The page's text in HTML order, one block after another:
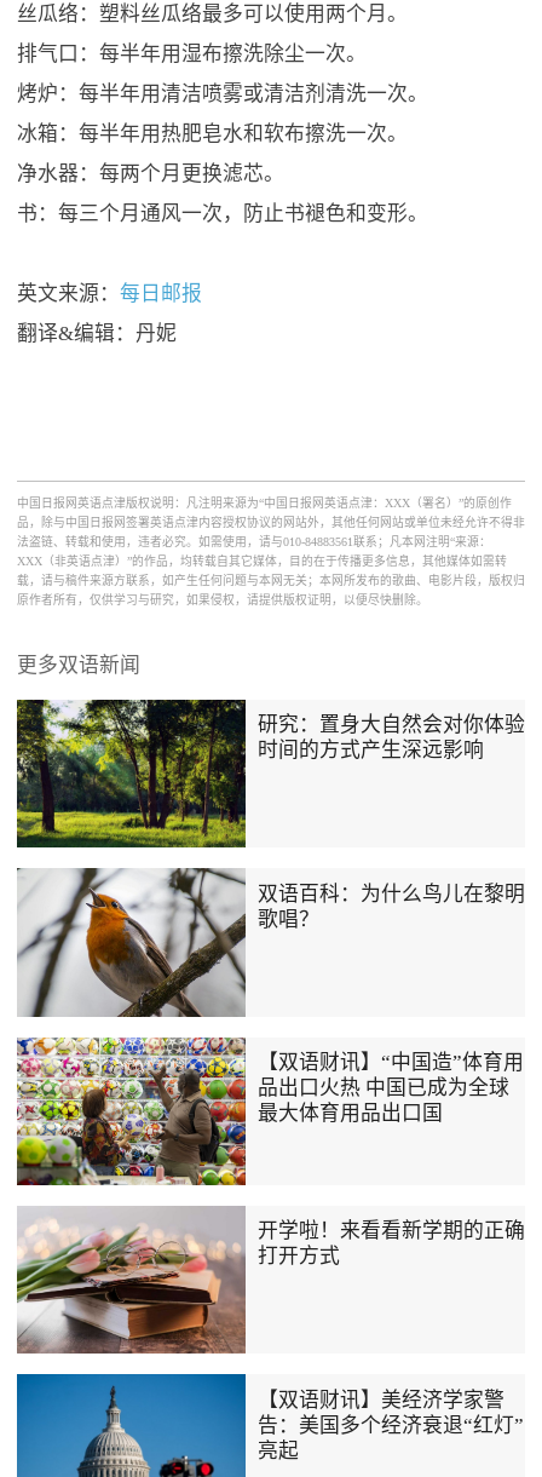
丝瓜络：塑料丝瓜络最多可以使用两个月。
排气口：每半年用湿布擦洗除尘一次。
烤炉：每半年用清洁喷雾或清洁剂清洗一次。
冰箱：每半年用热肥皂水和软布擦洗一次。
净水器：每两个月更换滤芯。
书：每三个月通风一次，防止书褪色和变形。
英文来源： 每日邮报
翻译&编辑：丹妮
中国日报网英语点津版权说明：凡注明来源为“中国日报网英语点津：XXX（署名）”的原创作
品，除与中国日报网签署英语点津内容授权协议的网站外，其他任何网站或单位未经允许不得非
法盗链、转载和使用，违者必究。如需使用，请与010-84883561联系；凡本网注明“来源：
XXX（非英语点津）”的作品，均转载自其它媒体，目的在于传播更多信息，其他媒体如需转
载，请与稿件来源方联系，如产生任何问题与本网无关；本网所发布的歌曲、电影片段，版权归
原作者所有，仅供学习与研究，如果侵权，请提供版权证明，以便尽快删除。
更多双语新闻
研究：置身大自然会对你体验
时间的方式产生深远影响
双语百科：为什么鸟儿在黎明
歌唱？
【双语财讯】“中国造”体育用
品出口火热 中国已成为全球
最大体育用品出口国
开学啦！来看看新学期的正确
打开方式
【双语财讯】美经济学家警
告：美国多个经济衰退“红灯”
亮起